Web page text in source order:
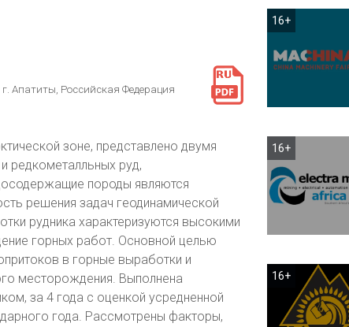
Апатиты, Российская Федерация
зоне, представлено двумя
редкометалльных руд,
породы являются
решения задач геодинамической
рудника характеризуются высокими
горных работ. Основной целью
в горные выработки и
месторождения. Выполнена
за 4 года с оценкой усредненной
года. Рассмотрены факторы,
16+
16+
16+